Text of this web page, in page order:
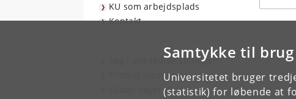
Samtykke til
Universitetet bruger
(statistik) for løbende at
KU som arbejdsplads
Kontakt
Søg i alle ledige stillinger
Tilmeld jobagent
Sådan søger du